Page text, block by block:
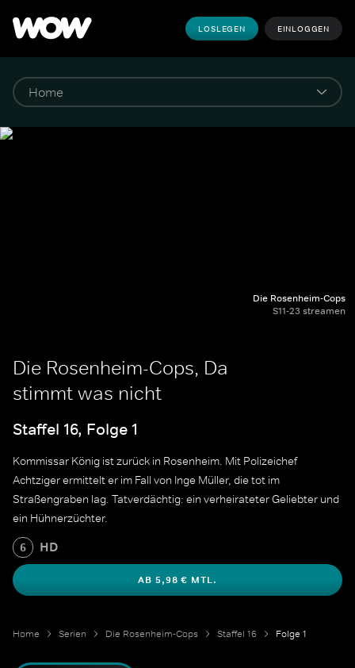
LOSLEGEN EINLOGGEN
Die Rosenheim-Cops
S11-23 streamen
Die Rosenheim-Cops, Da
stimmt was nicht
Staffel 16, Folge 1
Kommissar König ist zurück in Rosenheim. Mit Polizeichef
Achtziger ermittelt er im Fall von Inge Müller, die tot im
Straßengraben lag. Tatverdächtig: ein verheirateter Geliebter und
ein Hühnerzüchter.
6 HD
AB 5,98 € MTL.
Home Serien Die Rosenheim-Cops Staffel 16 Folge 1